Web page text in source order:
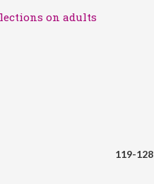
on adults
119-128